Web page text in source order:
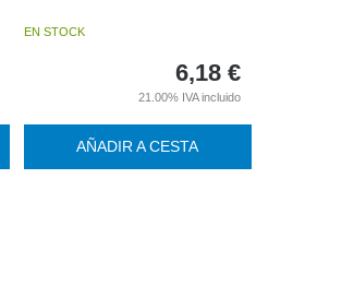
EN STOCK
6,18 €
21.00% IVA incluido
AÑADIR A CESTA